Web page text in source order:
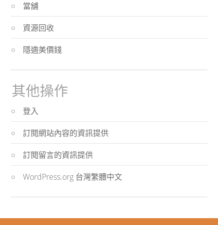
當舖
資源回收
隱適美價錢
其他操作
登入
訂閱網站內容的資訊提供
訂閱留言的資訊提供
WordPress.org 台灣繁體中文